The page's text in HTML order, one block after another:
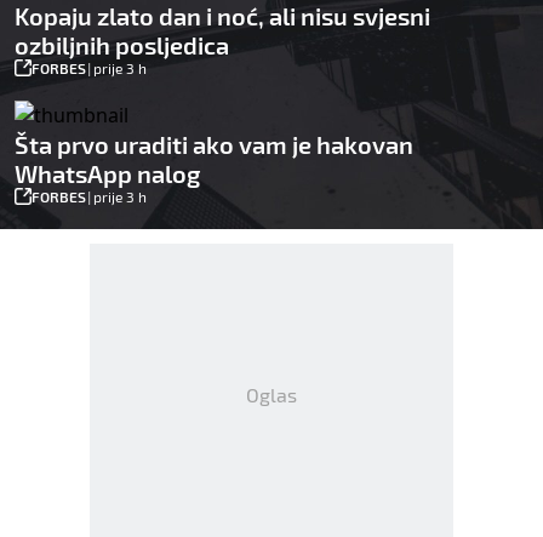
Kopaju zlato dan i noć, ali nisu svjesni
ozbiljnih posljedica
FORBES| prije 3 h
Šta prvo uraditi ako vam je hakovan
WhatsApp nalog
FORBES| prije 3 h
Oglas